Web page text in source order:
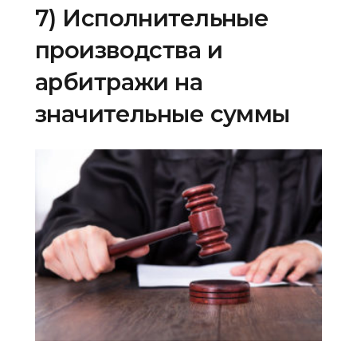
7) Исполнительные
производства и
арбитражи на
значительные суммы